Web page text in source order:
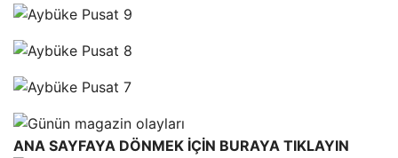
ANA SAYFAYA DÖNMEK İÇİN BURAYA TIKLAYIN